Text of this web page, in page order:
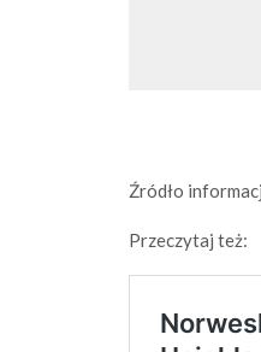
Źródło
Przeczytaj też: